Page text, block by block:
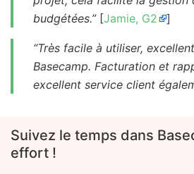
budgétées.”[Jamie, G2 ]
“Très facile à utiliser,
Basecamp. Facturation et
excellent service client
Suivez le temps dans
effort !